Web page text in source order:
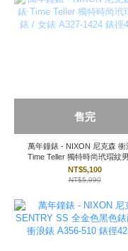
售完
萬年鐘錶 - NIXON 尼克森 衝浪錶
Time Teller 獨特時尚玳瑁紋男錶 /
女錶 A327-1424 錶徑40MM
NT$5,100
NT$5,990